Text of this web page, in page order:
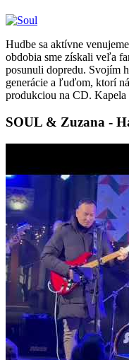
Hudbe sa aktívne
obdobia sme získali veľa
posunuli dopredu. Svojím
generácie a ľuďom, ktorí
produkciou na CD.
SOUL & Zuzana -